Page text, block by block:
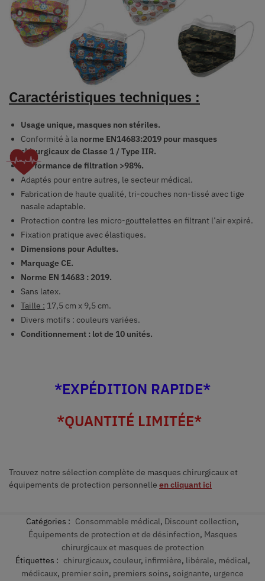
Caractéristiques techniques :
Usage unique, masques non stériles.
Conformité à la norme EN14683:2019 pour masques
chirurgicaux de Classe 1 / Type IIR.
Performance de filtration >98%.
Adaptés pour entre autres, le secteur médical.
Fabrication de haute qualité, tri-couches non-tissé avec tige
nasale adaptable.
Protection contre les micro-gouttelettes en filtrant l’air expiré.
Fixation pratique avec élastiques.
Dimensions pour Adultes.
Marquage CE.
Norme EN 14683 : 2019.
Sans latex.
Taille : 17,5 cm x 9,5 cm.
Divers motifs : couleurs variées.
Conditionnement : lot de 10 unités.
*EXPÉDITION RAPIDE*
*QUANTITÉ LIMITÉE*
Trouvez notre sélection complète de masques chirurgicaux et
équipements de protection personnelle en cliquant ici
Catégories : Consommable médical, Discount collection,
Équipements de protection et de désinfection, Masques
chirurgicaux et masques de protection
Étiquettes : chirurgicaux, couleur, infirmière, libérale, médical,
médicaux, premier soin, premiers soins, soignante, urgence